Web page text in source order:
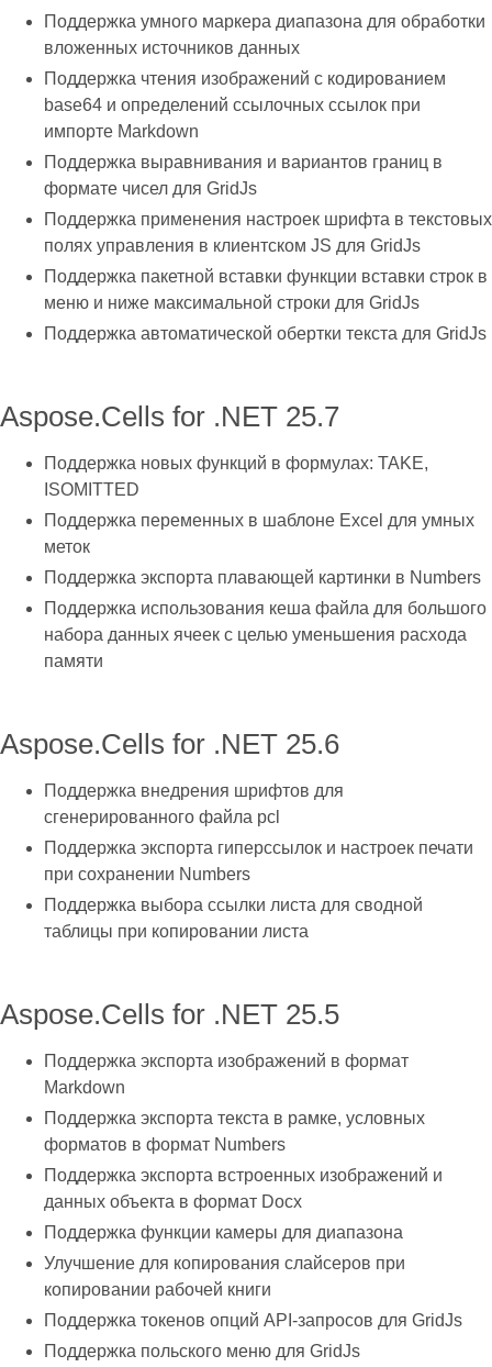
Поддержка умного маркера диапазона для обработки
вложенных источников данных
Поддержка чтения изображений с кодированием
base64 и определений ссылочных ссылок при
импорте Markdown
Поддержка выравнивания и вариантов границ в
формате чисел для GridJs
Поддержка применения настроек шрифта в текстовых
полях управления в клиентском JS для GridJs
Поддержка пакетной вставки функции вставки строк в
меню и ниже максимальной строки для GridJs
Поддержка автоматической обертки текста для GridJs
Aspose.Cells for .NET 25.7
Поддержка новых функций в формулах: TAKE,
ISOMITTED
Поддержка переменных в шаблоне Excel для умных
меток
Поддержка экспорта плавающей картинки в Numbers
Поддержка использования кеша файла для большого
набора данных ячеек с целью уменьшения расхода
памяти
Aspose.Cells for .NET 25.6
Поддержка внедрения шрифтов для
сгенерированного файла pcl
Поддержка экспорта гиперссылок и настроек печати
при сохранении Numbers
Поддержка выбора ссылки листа для сводной
таблицы при копировании листа
Aspose.Cells for .NET 25.5
Поддержка экспорта изображений в формат
Markdown
Поддержка экспорта текста в рамке, условных
форматов в формат Numbers
Поддержка экспорта встроенных изображений и
данных объекта в формат Docx
Поддержка функции камеры для диапазона
Улучшение для копирования слайсеров при
копировании рабочей книги
Поддержка токенов опций API-запросов для GridJs
Поддержка польского меню для GridJs